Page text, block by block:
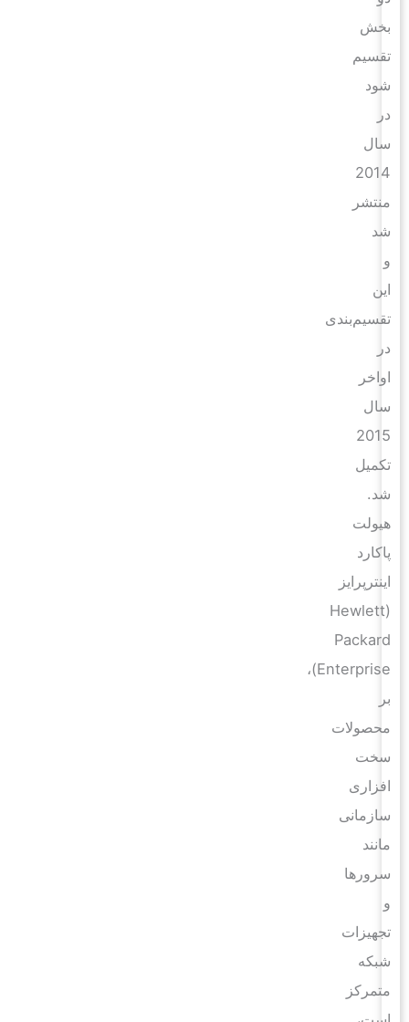
بخش
تقسیم
شود
سال
2014
منتشر
تقسیم‌بندی
اواخر
سال
2015
تکمیل
شد.
هیولت
پاکارد
اینترپرایز
(Hewlett
Packard
Enterprise)،
محصولات
سخت
افزاری
سازمانی
مانند
سرورها
تجهیزات
شبکه
متمرکز